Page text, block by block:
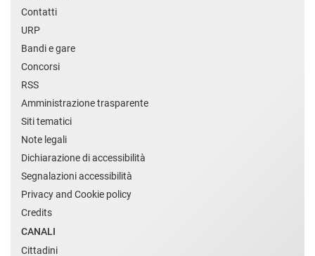
Contatti
URP
Bandi e gare
Concorsi
RSS
Amministrazione trasparente
Siti tematici
Note legali
Dichiarazione di accessibilità
Segnalazioni accessibilità
Privacy and Cookie policy
Credits
CANALI
Cittadini